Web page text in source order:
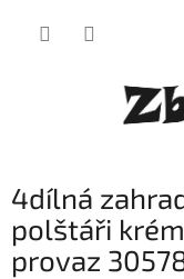
4dílná
polštáři
provaz